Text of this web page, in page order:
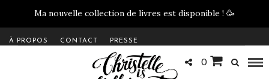
Ma nouvelle collection de livres est disponible ! 🥳
À PROPOS CONTACT PRESSE
0